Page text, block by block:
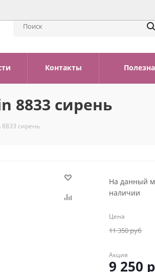
Контакты
8833 сирень
8833 сирень
На данный
наличии
Цена
11 350руб
Акция
9 250